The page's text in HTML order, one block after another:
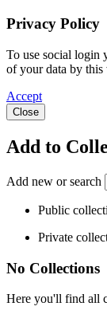
Privacy Policy
To use social login
of your data by this
Accept
Close
Add to
Add new or search
Public
Private
No Collections
Here you'll find all